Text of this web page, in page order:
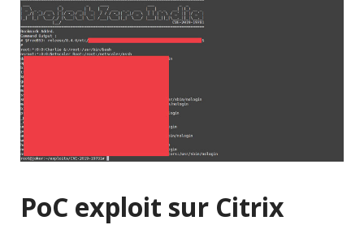
PoC exploit sur Citrix